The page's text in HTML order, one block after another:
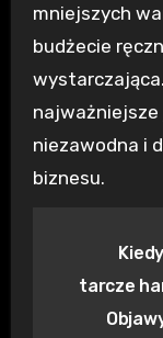
mniejszych
budżecie
najważniejsze
niezawodna i
biznesu.
wpisu
tarcze